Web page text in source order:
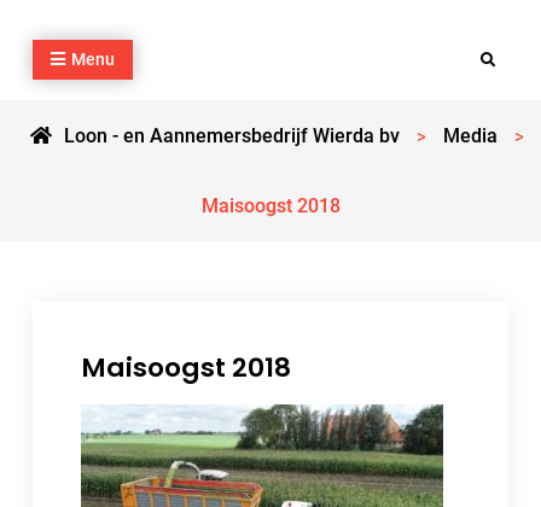
Loon – en Aannemersbedrijf Wierda bv
Kraan- en machineverhuur, agrarisch werk, grondverzet,
cultuurtechnisch werk en transport
Menu Search
Loon - en Aannemersbedrijf Wierda bv > Media >
Maisoogst 2018
Maisoogst 2018